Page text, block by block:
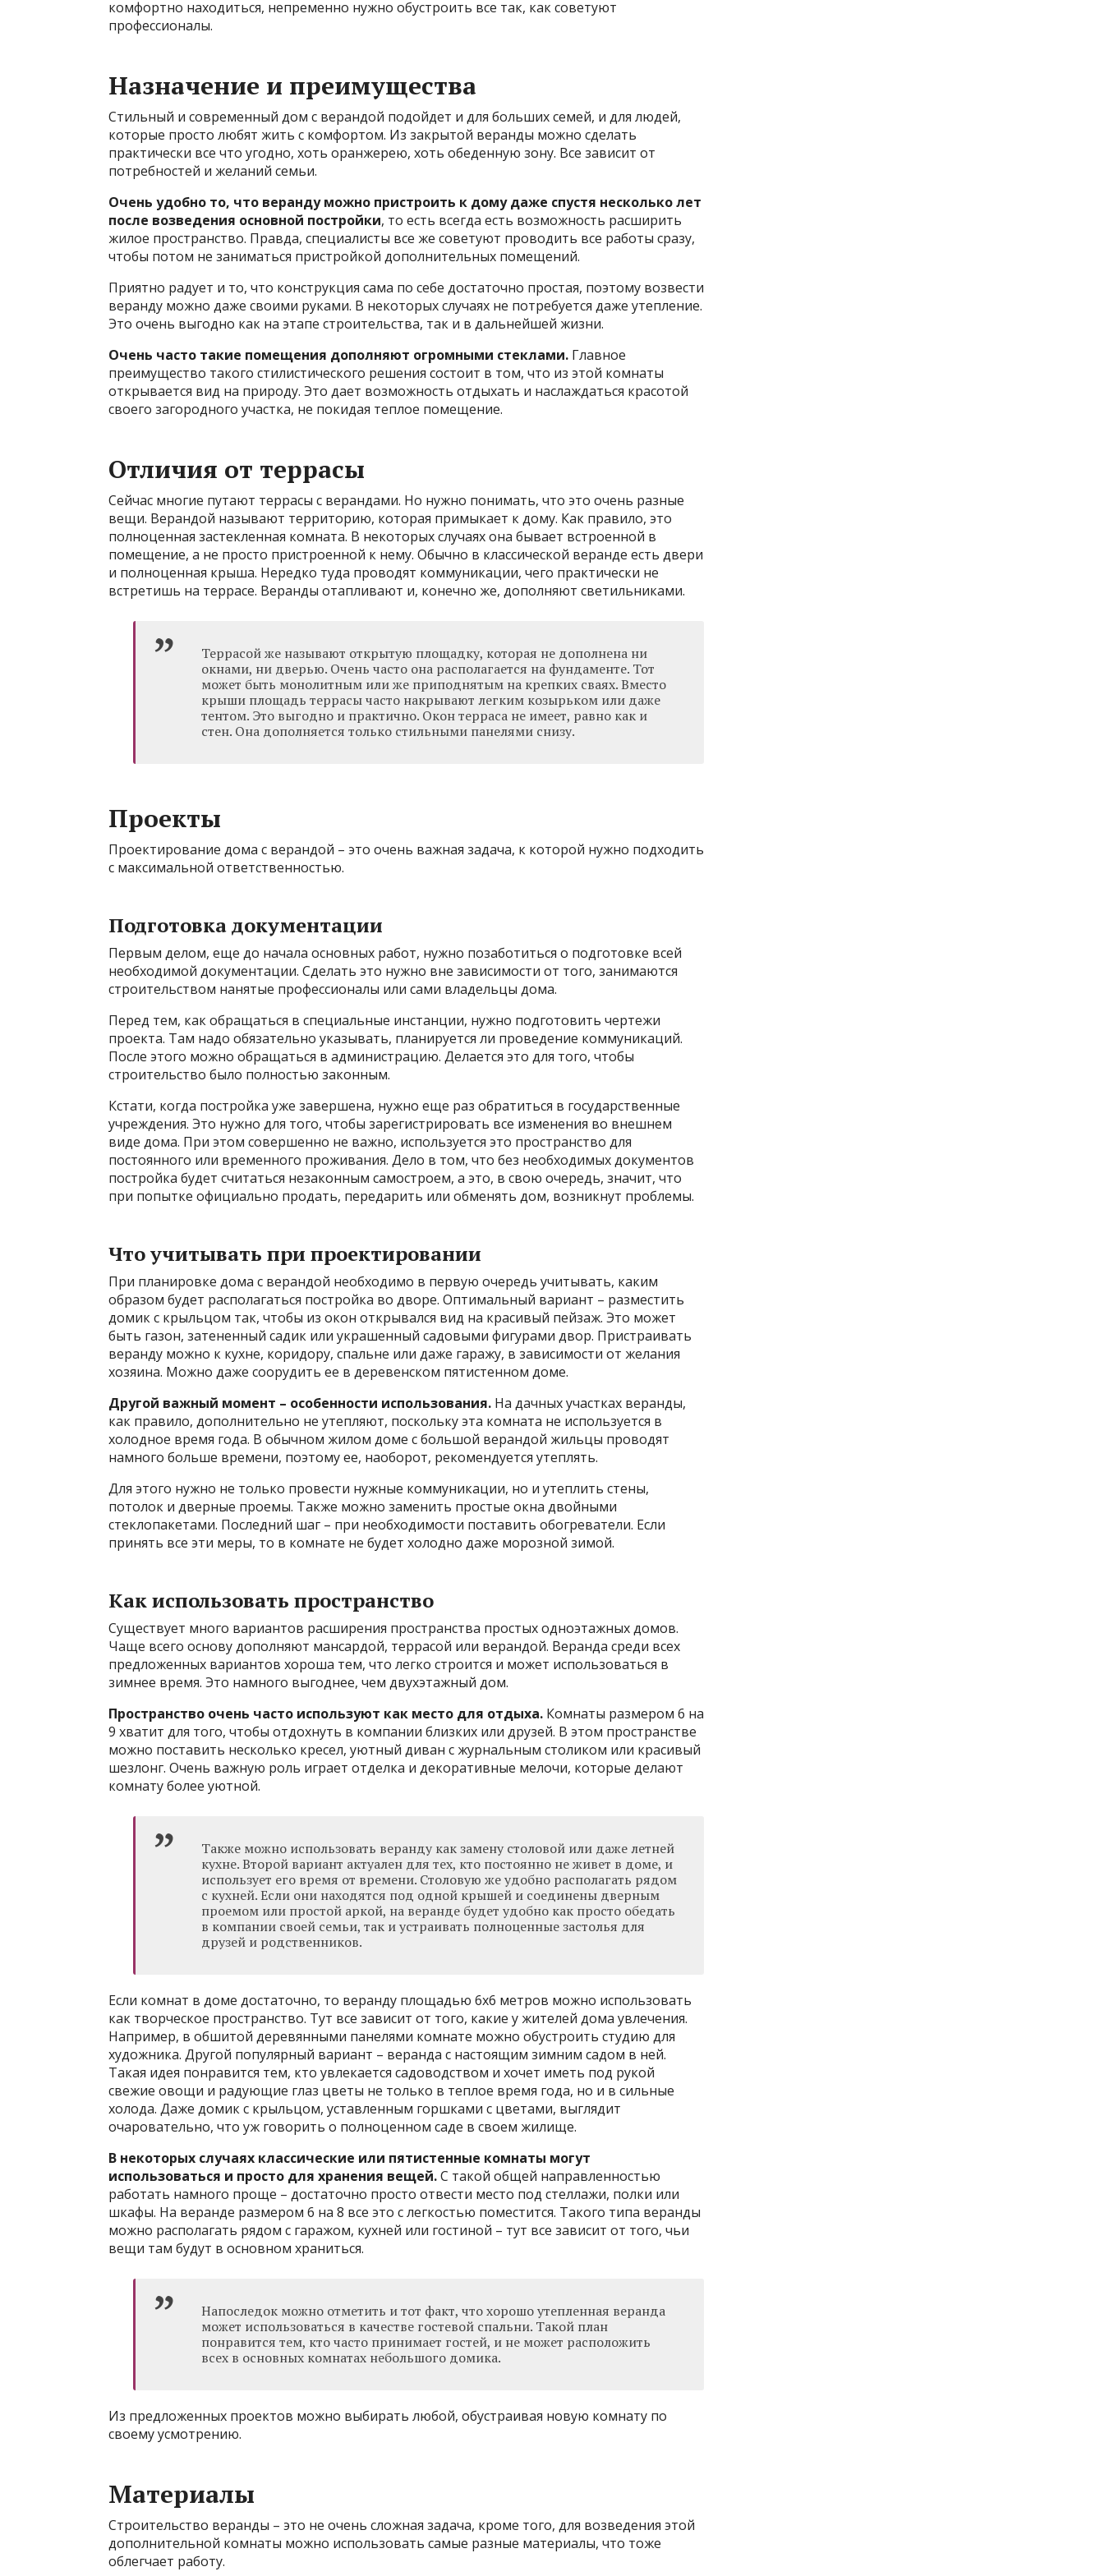
комфортно находиться, непременно нужно обустроить все так, как советуют
профессионалы.
Назначение и преимущества
Стильный и современный дом с верандой подойдет и для больших семей, и для людей,
которые просто любят жить с комфортом. Из закрытой веранды можно сделать
практически все что угодно, хоть оранжерею, хоть обеденную зону. Все зависит от
потребностей и желаний семьи.
Очень удобно то, что веранду можно пристроить к дому даже спустя несколько лет
после возведения основной постройки, то есть всегда есть возможность расширить
жилое пространство. Правда, специалисты все же советуют проводить все работы сразу,
чтобы потом не заниматься пристройкой дополнительных помещений.
Приятно радует и то, что конструкция сама по себе достаточно простая, поэтому возвести
веранду можно даже своими руками. В некоторых случаях не потребуется даже утепление.
Это очень выгодно как на этапе строительства, так и в дальнейшей жизни.
Очень часто такие помещения дополняют огромными стеклами. Главное
преимущество такого стилистического решения состоит в том, что из этой комнаты
открывается вид на природу. Это дает возможность отдыхать и наслаждаться красотой
своего загородного участка, не покидая теплое помещение.
Отличия от террасы
Сейчас многие путают террасы с верандами. Но нужно понимать, что это очень разные
вещи. Верандой называют территорию, которая примыкает к дому. Как правило, это
полноценная застекленная комната. В некоторых случаях она бывает встроенной в
помещение, а не просто пристроенной к нему. Обычно в классической веранде есть двери
и полноценная крыша. Нередко туда проводят коммуникации, чего практически не
встретишь на террасе. Веранды отапливают и, конечно же, дополняют светильниками.
Террасой же называют открытую площадку, которая не дополнена ни
окнами, ни дверью. Очень часто она располагается на фундаменте. Тот
может быть монолитным или же приподнятым на крепких сваях. Вместо
крыши площадь террасы часто накрывают легким козырьком или даже
тентом. Это выгодно и практично. Окон терраса не имеет, равно как и
стен. Она дополняется только стильными панелями снизу.
Проекты
Проектирование дома с верандой – это очень важная задача, к которой нужно подходить
с максимальной ответственностью.
Подготовка документации
Первым делом, еще до начала основных работ, нужно позаботиться о подготовке всей
необходимой документации. Сделать это нужно вне зависимости от того, занимаются
строительством нанятые профессионалы или сами владельцы дома.
Перед тем, как обращаться в специальные инстанции, нужно подготовить чертежи
проекта. Там надо обязательно указывать, планируется ли проведение коммуникаций.
После этого можно обращаться в администрацию. Делается это для того, чтобы
строительство было полностью законным.
Кстати, когда постройка уже завершена, нужно еще раз обратиться в государственные
учреждения. Это нужно для того, чтобы зарегистрировать все изменения во внешнем
виде дома. При этом совершенно не важно, используется это пространство для
постоянного или временного проживания. Дело в том, что без необходимых документов
постройка будет считаться незаконным самостроем, а это, в свою очередь, значит, что
при попытке официально продать, передарить или обменять дом, возникнут проблемы.
Что учитывать при проектировании
При планировке дома с верандой необходимо в первую очередь учитывать, каким
образом будет располагаться постройка во дворе. Оптимальный вариант – разместить
домик с крыльцом так, чтобы из окон открывался вид на красивый пейзаж. Это может
быть газон, затененный садик или украшенный садовыми фигурами двор. Пристраивать
веранду можно к кухне, коридору, спальне или даже гаражу, в зависимости от желания
хозяина. Можно даже соорудить ее в деревенском пятистенном доме.
Другой важный момент – особенности использования. На дачных участках веранды,
как правило, дополнительно не утепляют, поскольку эта комната не используется в
холодное время года. В обычном жилом доме с большой верандой жильцы проводят
намного больше времени, поэтому ее, наоборот, рекомендуется утеплять.
Для этого нужно не только провести нужные коммуникации, но и утеплить стены,
потолок и дверные проемы. Также можно заменить простые окна двойными
стеклопакетами. Последний шаг – при необходимости поставить обогреватели. Если
принять все эти меры, то в комнате не будет холодно даже морозной зимой.
Как использовать пространство
Существует много вариантов расширения пространства простых одноэтажных домов.
Чаще всего основу дополняют мансардой, террасой или верандой. Веранда среди всех
предложенных вариантов хороша тем, что легко строится и может использоваться в
зимнее время. Это намного выгоднее, чем двухэтажный дом.
Пространство очень часто используют как место для отдыха. Комнаты размером 6 на
9 хватит для того, чтобы отдохнуть в компании близких или друзей. В этом пространстве
можно поставить несколько кресел, уютный диван с журнальным столиком или красивый
шезлонг. Очень важную роль играет отделка и декоративные мелочи, которые делают
комнату более уютной.
Также можно использовать веранду как замену столовой или даже летней
кухне. Второй вариант актуален для тех, кто постоянно не живет в доме, и
использует его время от времени. Столовую же удобно располагать рядом
с кухней. Если они находятся под одной крышей и соединены дверным
проемом или простой аркой, на веранде будет удобно как просто обедать
в компании своей семьи, так и устраивать полноценные застолья для
друзей и родственников.
Если комнат в доме достаточно, то веранду площадью 6х6 метров можно использовать
как творческое пространство. Тут все зависит от того, какие у жителей дома увлечения.
Например, в обшитой деревянными панелями комнате можно обустроить студию для
художника. Другой популярный вариант – веранда с настоящим зимним садом в ней.
Такая идея понравится тем, кто увлекается садоводством и хочет иметь под рукой
свежие овощи и радующие глаз цветы не только в теплое время года, но и в сильные
холода. Даже домик с крыльцом, уставленным горшками с цветами, выглядит
очаровательно, что уж говорить о полноценном саде в своем жилище.
В некоторых случаях классические или пятистенные комнаты могут
использоваться и просто для хранения вещей.С такой общей направленностью
работать намного проще – достаточно просто отвести место под стеллажи, полки или
шкафы. На веранде размером 6 на 8 все это с легкостью поместится. Такого типа веранды
можно располагать рядом с гаражом, кухней или гостиной – тут все зависит от того, чьи
вещи там будут в основном храниться.
Напоследок можно отметить и тот факт, что хорошо утепленная веранда
может использоваться в качестве гостевой спальни. Такой план
понравится тем, кто часто принимает гостей, и не может расположить
всех в основных комнатах небольшого домика.
Из предложенных проектов можно выбирать любой, обустраивая новую комнату по
своему усмотрению.
Материалы
Строительство веранды – это не очень сложная задача, кроме того, для возведения этой
дополнительной комнаты можно использовать самые разные материалы, что тоже
облегчает работу.